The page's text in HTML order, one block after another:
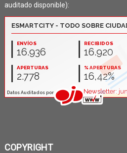
auditado disponible):
COPYRIGHT